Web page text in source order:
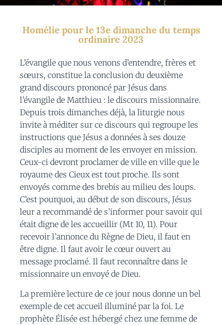
Homélie pour le 13e dimanche du temps
ordinaire 2023
L’évangile que nous venons d’entendre, frères et
sœurs, constitue la conclusion du deuxième
grand discours prononcé par Jésus dans
l’évangile de Matthieu : le discours missionnaire.
Depuis trois dimanches déjà, la liturgie nous
invite à méditer sur ce discours qui regroupe les
instructions que Jésus a données à ses douze
disciples au moment de les envoyer en mission.
Ceux-ci devront proclamer de ville en ville que le
royaume des Cieux est tout proche. Ils sont
envoyés comme des brebis au milieu des loups.
C’est pourquoi, au début de son discours, Jésus
leur a recommandé de s’informer pour savoir qui
était digne de les accueillir (Mt 10, 11). Pour
recevoir l’annonce du Règne de Dieu, il faut en
être digne. Il faut avoir le cœur ouvert au
message proclamé. Il faut reconnaître dans le
missionnaire un envoyé de Dieu.
La première lecture de ce jour nous donne un bel
exemple de cet accueil illuminé par la foi. Le
prophète Élisée est hébergé chez une femme de